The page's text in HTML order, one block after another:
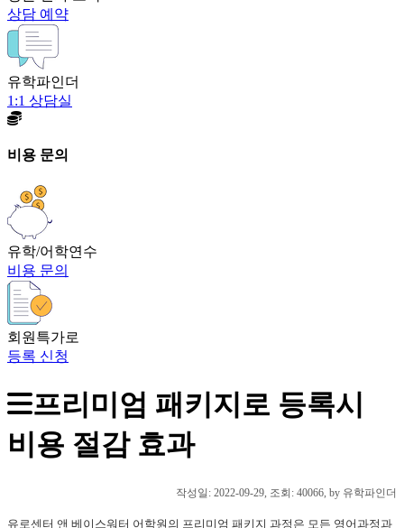
상담 예약
유학파인더
1:1 상담실
비용 문의
유학/어학연수
비용 문의
회원특가로
등록 신청
프리미엄 패키지로 등록시
비용 절감 효과
작성일: 2022-09-29, 조회: 40066, by 유학파인더
유로센터 앤 베이스워터 어학원의 프리미엄 패키지 과정은 모든 영어과정과